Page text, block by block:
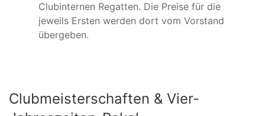
Clubinternen Regatten. Die Preise für die
jeweils Ersten werden dort vom Vorstand
übergeben.
Clubmeisterschaften & Vier-